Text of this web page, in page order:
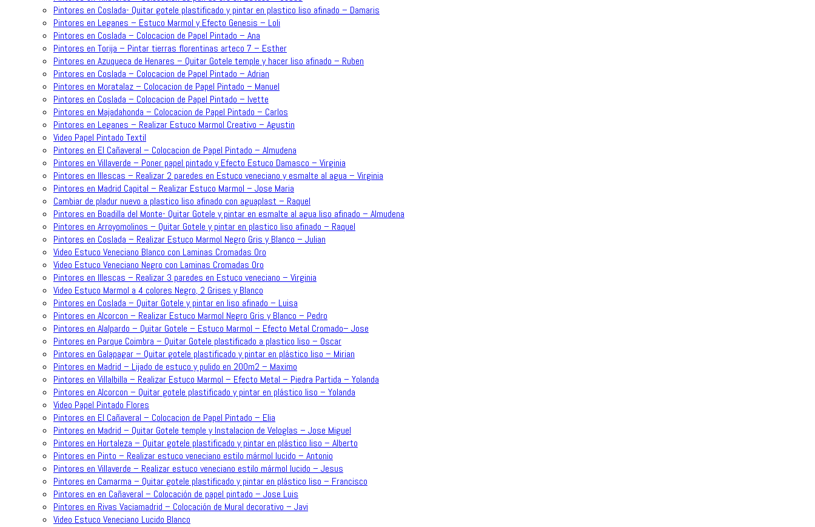
Pintores en Coslada- Quitar gotele plastificado y pintar en plastico liso afinado – Damaris
Pintores en Leganes – Estuco Marmol y Efecto Genesis – Loli
Pintores en Coslada – Colocacion de Papel Pintado – Ana
Pintores en Torija – Pintar tierras florentinas arteco 7 – Esther
Pintores en Azuqueca de Henares – Quitar Gotele temple y hacer liso afinado – Ruben
Pintores en Coslada – Colocacion de Papel Pintado – Adrian
Pintores en Moratalaz – Colocacion de Papel Pintado – Manuel
Pintores en Coslada – Colocacion de Papel Pintado – Ivette
Pintores en Majadahonda – Colocacion de Papel Pintado – Carlos
Pintores en Leganes – Realizar Estuco Marmol Creativo – Agustin
Video Papel Pintado Textil
Pintores en El Cañaveral – Colocacion de Papel Pintado – Almudena
Pintores en Villaverde – Poner papel pintado y Efecto Estuco Damasco – Virginia
Pintores en Illescas – Realizar 2 paredes en Estuco veneciano y esmalte al agua – Virginia
Pintores en Madrid Capital – Realizar Estuco Marmol – Jose Maria
Cambiar de pladur nuevo a plastico liso afinado con aguaplast – Raquel
Pintores en Boadilla del Monte- Quitar Gotele y pintar en esmalte al agua liso afinado – Almudena
Pintores en Arroyomolinos – Quitar Gotele y pintar en plastico liso afinado – Raquel
Pintores en Coslada – Realizar Estuco Marmol Negro Gris y Blanco – Julian
Video Estuco Veneciano Blanco con Laminas Cromadas Oro
Video Estuco Veneciano Negro con Laminas Cromadas Oro
Pintores en Illescas – Realizar 3 paredes en Estuco veneciano – Virginia
Video Estuco Marmol a 4 colores Negro, 2 Grises y Blanco
Pintores en Coslada – Quitar Gotele y pintar en liso afinado – Luisa
Pintores en Alcorcon – Realizar Estuco Marmol Negro Gris y Blanco – Pedro
Pintores en Alalpardo – Quitar Gotele – Estuco Marmol – Efecto Metal Cromado– Jose
Pintores en Parque Coimbra – Quitar Gotele plastificado a plastico liso – Oscar
Pintores en Galapagar – Quitar gotele plastificado y pintar en plástico liso – Mirian
Pintores en Madrid – Lijado de estuco y pulido en 200m2 – Maximo
Pintores en Villalbilla – Realizar Estuco Marmol – Efecto Metal – Piedra Partida – Yolanda
Pintores en Alcorcon – Quitar gotele plastificado y pintar en plástico liso – Yolanda
Video Papel Pintado Flores
Pintores en El Cañaveral – Colocacion de Papel Pintado – Elia
Pintores en Madrid – Quitar Gotele temple y Instalacion de Veloglas – Jose Miguel
Pintores en Hortaleza – Quitar gotele plastificado y pintar en plástico liso – Alberto
Pintores en Pinto – Realizar estuco veneciano estilo mármol lucido – Antonio
Pintores en Villaverde – Realizar estuco veneciano estilo mármol lucido – Jesus
Pintores en Camarma – Quitar gotele plastificado y pintar en plástico liso – Francisco
Pintores en en Cañaveral – Colocación de papel pintado – Jose Luis
Pintores en Rivas Vaciamadrid – Colocación de Mural decorativo – Javi
Video Estuco Veneciano Lucido Blanco